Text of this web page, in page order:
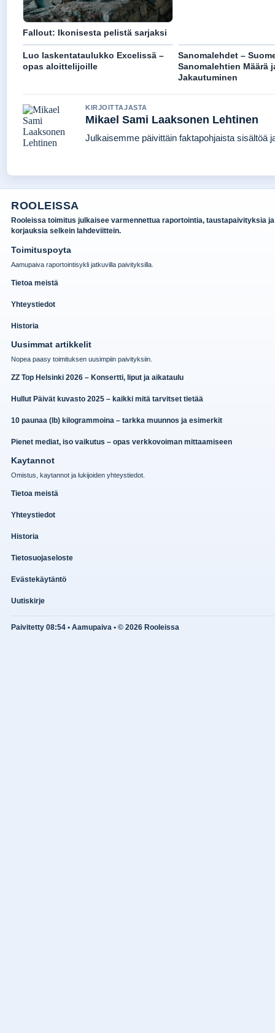
Fallout: Ikonisesta pelistä sarjaksi
Luo laskentataulukko Excelissä –
opas aloittelijoille
Sanomalehdet –
Sanomalehtien Määrä
Jakautuminen
KIRJOITTAJASTA
Mikael Sami Laaksonen Lehtinen
Julkaisemme päivittäin faktapohjaista sisältöä
ROOLEISSA
Rooleissa toimitus julkaisee varmennettua raportointia, taustapaivityksia ja
korjauksia selkein lahdeviittein.
Toimituspoyta
Aamupaiva raportointisykli jatkuvilla paivityksilla.
Tietoa meistä
Yhteystiedot
Historia
Uusimmat artikkelit
Nopea paasy toimituksen uusimpiin paivityksiin.
ZZ Top Helsinki 2026 – Konsertti, liput ja aikataulu
Hullut Päivät kuvasto 2025 – kaikki mitä tarvitset tietää
10 paunaa (lb) kilogrammoina – tarkka muunnos ja esimerkit
Pienet mediat, iso vaikutus – opas verkkovoiman mittaamiseen
Kaytannot
Omistus, kaytannot ja lukijoiden yhteystiedot.
Tietoa meistä
Yhteystiedot
Historia
Tietosuojaseloste
Evästekäytäntö
Uutiskirje
Paivitetty 08:54 • Aamupaiva • © 2026 Rooleissa